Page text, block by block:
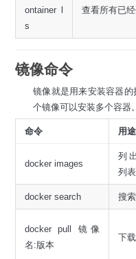
ontainer l
s
查看所有已
镜像命令
镜像就是用来安装容器
个镜像可以安装多个容器。
命令 用途
docker images
列
列表
docker search 搜
docker pull 镜像
名:版本
下